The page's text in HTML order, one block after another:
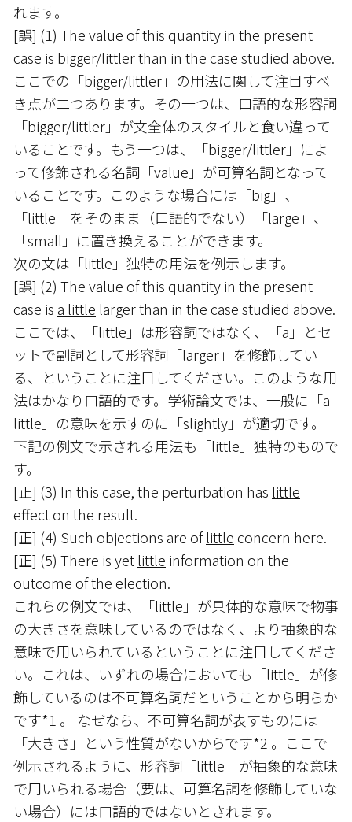
れます。
[誤] (1) The value of this quantity in the present
case is bigger/littlerthan in the case studied above.
ここでの「bigger/littler」の用法に関して注目すべ
き点が二つあります。その一つは、口語的な形容詞
「bigger/littler」が文全体のスタイルと食い違って
いることです。もう一つは、「bigger/littler」によ
って修飾される名詞「value」が可算名詞となって
いることです。このような場合には「big」、
「little」をそのまま（口語的でない）「large」、
「small」に置き換えることができます。
次の文は「little」独特の用法を例示します。
[誤] (2) The value of this quantity in the present
case is a little larger than in the case studied above.
ここでは、「little」は形容詞ではなく、「a」とセ
ットで副詞として形容詞「larger」を修飾してい
る、ということに注目してください。このような用
法はかなり口語的です。学術論文では、一般に「a
little」の意味を示すのに「slightly」が適切です。
下記の例文で示される用法も「little」独特のもので
す。
[正] (3) In this case, the perturbation has little
effect on the result.
[正] (4) Such objections are oflittle concern here.
[正] (5) There is yetlittle information on the
outcome of the election.
これらの例文では、「little」が具体的な意味で物事
の大きさを意味しているのではなく、より抽象的な
意味で用いられているということに注目してくださ
い。これは、いずれの場合においても「little」が修
飾しているのは不可算名詞だということから明らか
です*1 。 なぜなら、不可算名詞が表すものには
「大きさ」という性質がないからです*2 。ここで
例示されるように、形容詞「little」が抽象的な意味
で用いられる場合（要は、可算名詞を修飾していな
い場合）には口語的ではないとされます。